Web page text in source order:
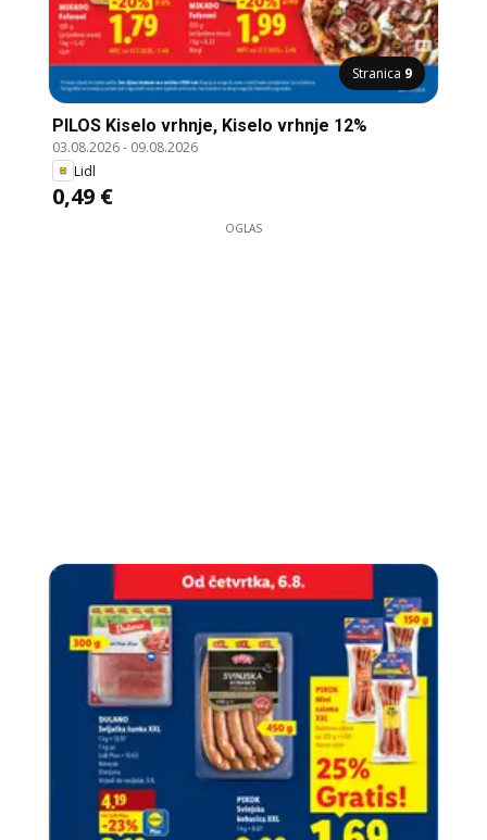
Stranica 9
PILOS Kiselo vrhnje, Kiselo vrhnje 12%
03.08.2026- 09.08.2026
Lidl
0,49 €
OGLAS